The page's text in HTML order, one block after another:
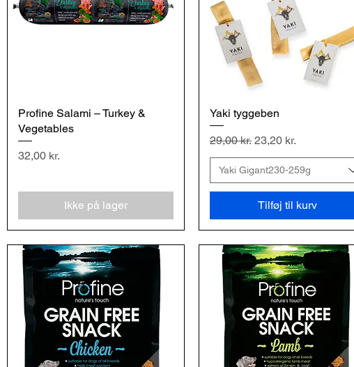
Hurtigvisning
Profine Salami – Turkey &
Vegetables
Pris
32,00 kr.
Ikke på lager
Hurtigvisning
Yaki tyggeben
Regulær pris
29,00 kr. Salgspris
23,20 kr.
Yaki Gigant230-259g
Tilføj til kurv